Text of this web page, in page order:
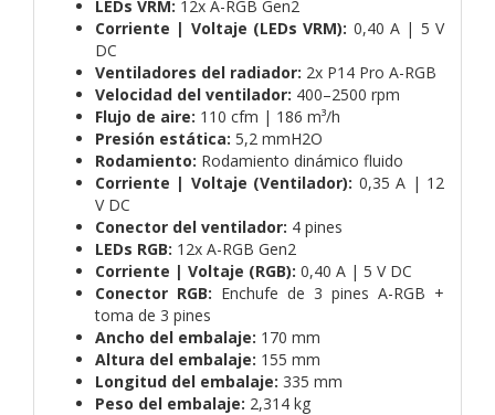
LEDs VRM: 12x A-RGB Gen2
Corriente | Voltaje (LEDs VRM): 0,40 A | 5 V
DC
Ventiladores del radiador: 2x P14 Pro A-RGB
Velocidad del ventilador: 400–2500 rpm
Flujo de aire: 110 cfm | 186 m³/h
Presión estática: 5,2 mmH2O
Rodamiento: Rodamiento dinámico fluido
Corriente | Voltaje (Ventilador): 0,35 A | 12
V DC
Conector del ventilador: 4 pines
LEDs RGB: 12x A-RGB Gen2
Corriente | Voltaje (RGB): 0,40 A | 5 V DC
Conector RGB: Enchufe de 3 pines A-RGB +
toma de 3 pines
Ancho del embalaje: 170 mm
Altura del embalaje: 155 mm
Longitud del embalaje: 335 mm
Peso del embalaje: 2,314 kg